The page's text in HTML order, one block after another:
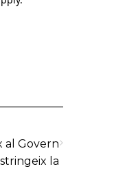
al Govern
la